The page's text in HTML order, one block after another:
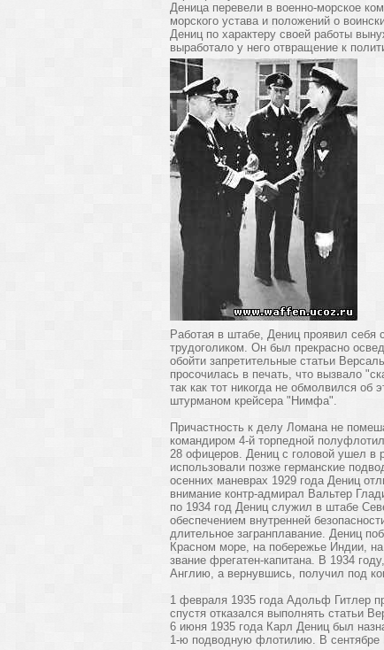
Деница перевели в военно-морское
морского устава и положений о
Дениц по характеру своей работы
выработало у него отвращение к
Работая в штабе, Дениц проявил
трудоголиком. Он был прекрасно
обойти запретительные статьи
просочилась в печать, что вызвало
так как тот никогда не обмолвился
штурманом крейсера "Нимфа".
Причастность к делу Ломана не
командиром 4-й торпедной
28 офицеров. Дениц с головой ушел в
использовали позже германские
осенних маневрах 1929 года Дениц
внимание контр-адмирал Вальтер
по 1934 год Дениц служил в штабе
обеспечением внутренней
длительное загранплавание. Дениц
Красном море, на побережье Индии,
звание фрегатен-капитана. В 1934
Англию, а вернувшись, получил под
1 февраля 1935 года Адольф Гитлер
спустя отказался выполнять статьи
6 июня 1935 года Карл Дениц был
1-ю подводную флотилию. В сентябре